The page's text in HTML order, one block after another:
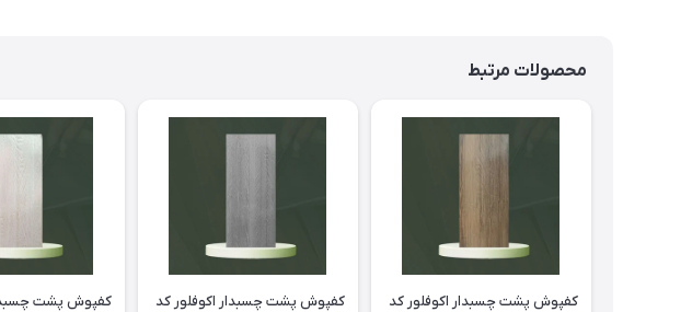
محصولات مرتبط
کفپوش پشت چسبدار اکوفلور کد
کفپوش پشت چسبدار اکوفلور کد
کفپوش پشت